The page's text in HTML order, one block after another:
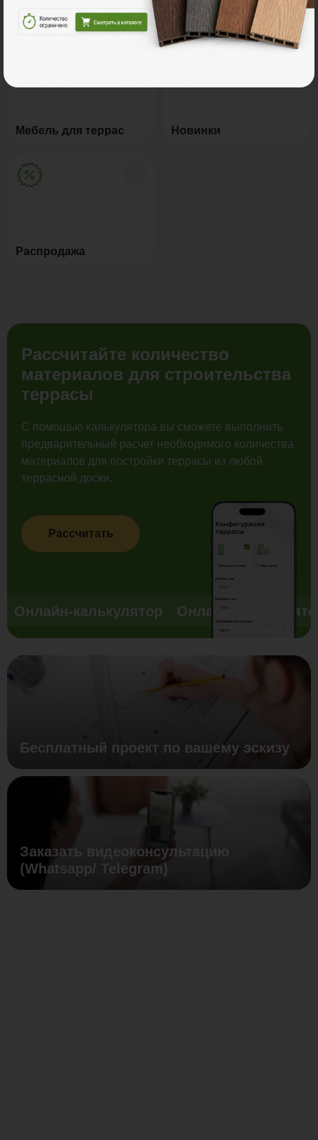
Грядки из ДПК Керамогранит
Мебель для террас Новинки
Распродажа
Рассчитайте количество
материалов для строительства
террасы
С помощью калькулятора вы сможете выполнить
предварительный расчет необходимого количества
материалов для постройки террасы из любой
террасной доски.
Рассчитать
Онлайн-калькулятор Онлайн-
Бесплатный проект по вашему эскизу
Заказать видеоконсультацию
(Whatsapp/ Telegram)